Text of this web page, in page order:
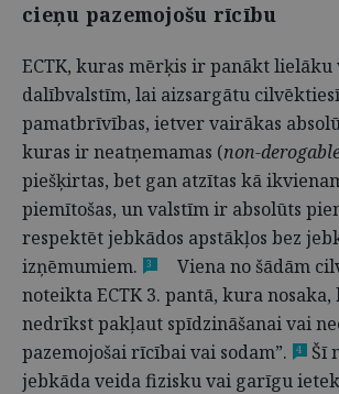
cieņu pazemojošu rīcību
ECTK, kuras mērķis ir panākt
dalībvalstīm, lai aizsargātu
pamatbrīvības, ietver vairākas
kuras ir neatņemamas (non-
piešķirtas, bet gan atzītas kā
piemītošas, un valstīm ir absolūts
respektēt jebkādos apstākļos bez
izņēmumiem.
3
Viena no šādām
noteikta ECTK 3. pantā, kura nosaka,
nedrīkst pakļaut spīdzināšanai vai
pazemojošai rīcībai vai sodam”.
4
Šī
jebkāda veida fizisku vai garīgu